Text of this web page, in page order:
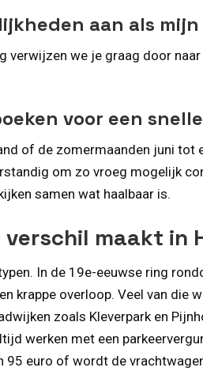
aan als
verwijzen we je graag door
voor een
of de zomermaanden juni
om zo vroeg mogelijk
samen wat haalbaar is.
maakt in
In de 19e-eeuwse ring
krappe overloop. Veel van
zoals Kleverpark en
werken met een
95 euro of wordt de